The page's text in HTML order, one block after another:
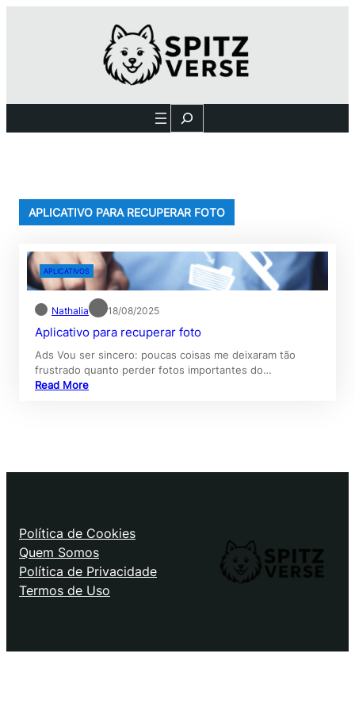
Search
APLICATIVO PARA RECUPERAR FOTO
APLICATIVOS
Nathalia 18/08/2025
Aplicativo para recuperar foto
Ads Vou ser sincero: poucas coisas me deixaram tão
frustrado quanto perder fotos importantes do…
Read More
Política de Cookies
Quem Somos
Política de Privacidade
Termos de Uso